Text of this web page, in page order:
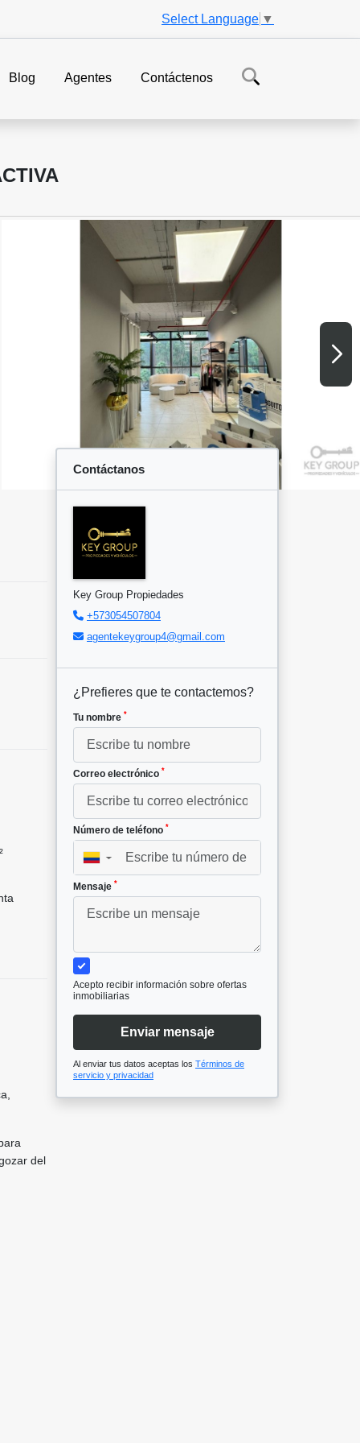
Select Language ▼
Blog Agentes Contáctenos
del
Contáctanos
Key Group Propiedades
+573054507804
agentekeygroup4@gmail.com
¿Prefieres que te contactemos?
Tu nombre *
Correo electrónico *
Número de teléfono *
▼
Mensaje *
Acepto recibir información sobre ofertas
inmobiliarias
Enviar mensaje
Al enviar tus datos aceptas los Términos de
servicio y privacidad